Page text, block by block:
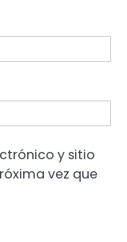
y sitio
vez que